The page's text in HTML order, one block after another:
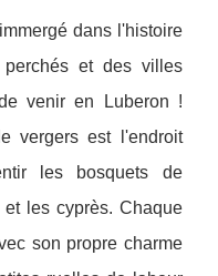
dans l'histoire
et des villes
venir en Luberon !
vergers est l'endroit
les bosquets de
les cyprès. Chaque
son propre charme